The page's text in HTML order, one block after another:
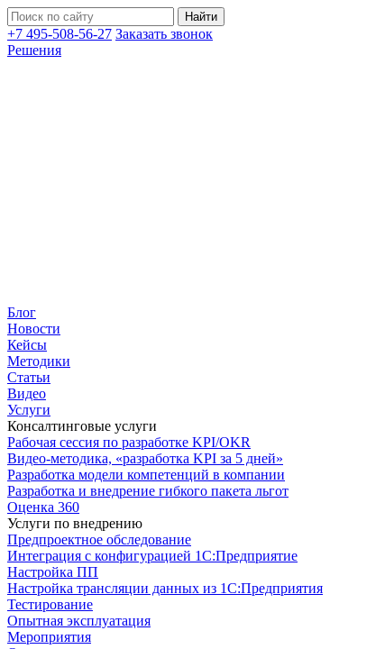
+7 495-508-56-27 Заказать звонок
Решения
Блог
Новости
Кейсы
Методики
Статьи
Видео
Услуги
Консалтинговые услуги
Рабочая сессия по разработке KPI/OKR
Видео-методика, «разработка KPI за 5 дней»
Разработка модели компетенций в компании
Разработка и внедрение гибкого пакета льгот
Оценка 360
Услуги по внедрению
Предпроектное обследование
Интеграция с конфигурацией 1С:Предприятие
Настройка ПП
Настройка трансляции данных из 1С:Предприятия
Тестирование
Опытная эксплуатация
Мероприятия